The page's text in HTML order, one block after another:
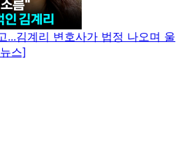
...김계리 변호사가 법정 나오며 울
스]